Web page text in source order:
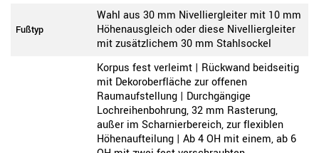
Fußtyp
Wahl aus 30 mm Nivelliergleiter mit 10 mm
Höhenausgleich oder diese Nivelliergleiter
mit zusätzlichem 30 mm Stahlsockel
Korpus fest verleimt | Rückwand beidseitig
mit Dekoroberfläche zur offenen
Raumaufstellung | Durchgängige
Lochreihenbohrung, 32 mm Rasterung,
außer im Scharnierbereich, zur flexiblen
Höhenaufteilung | Ab 4 OH mit einem, ab 6